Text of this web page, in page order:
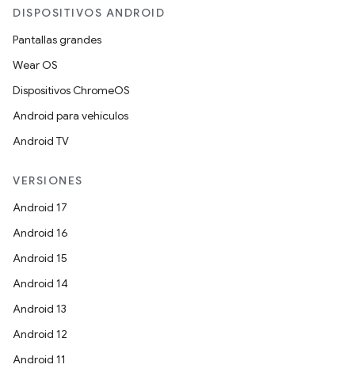
DISPOSITIVOS ANDROID
Pantallas grandes
Wear OS
Dispositivos ChromeOS
Android para vehículos
Android TV
VERSIONES
Android 17
Android 16
Android 15
Android 14
Android 13
Android 12
Android 11